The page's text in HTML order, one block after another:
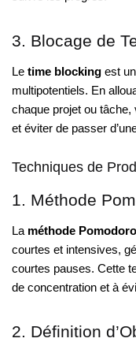
3. Blocage de
Le time blocking est
multipotentiels. En
chaque projet ou
et éviter de passer
Techniques de
1. Méthode
La méthode Pomodoro
courtes et intensives,
courtes pauses. Cette
de concentration et à
2. Définition